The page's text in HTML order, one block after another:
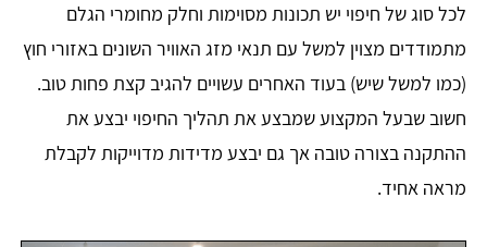
לכל סוג של חיפוי יש תכונות מסוימות וחלק מחומרי הגלם
מתמודדים מצוין למשל עם תנאי מזג האוויר השונים באזורי חוץ
(כמו למשל שיש) בעוד האחרים עשויים להגיב קצת פחות טוב.
חשוב שבעל המקצוע שמבצע את תהליך החיפוי יבצע את
ההתקנה בצורה טובה אך גם יבצע מדידות מדוייקות לקבלת
מראה אחיד.